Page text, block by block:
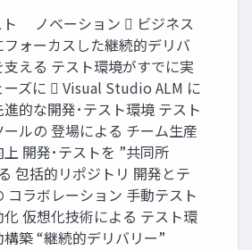
゗ノベーション  ビジネス
フォーカスした継続的デリバ
支える テスト環境がすでに実
ーズに  Visual Studio ALM に
進的な開発･テスト環境 テスト
ルの 登場による チーム生産
開発･テストを ”共同所
包括的リポジトリ 開発とテ
コラボレーション 手動テスト
化 仮想化技術による テスト環
築 “継続的デリバリー”